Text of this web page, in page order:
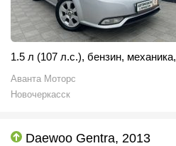
1.5 л (107 л.с.), бензин, механика,
Аванта Моторс
Новочеркасск
Daewoo Gentra, 2013